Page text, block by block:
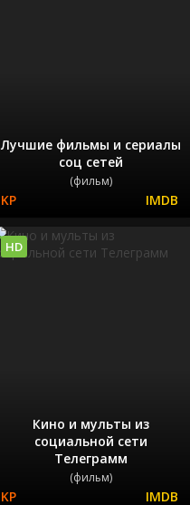
Лучшие фильмы и сериалы
соц сетей
(фильм)
Кино и мульты из
социальной сети
Телеграмм
(фильм)
HD